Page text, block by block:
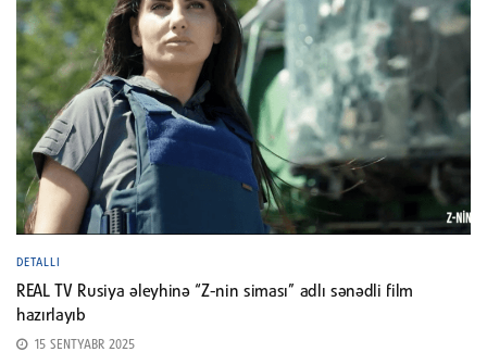
DETALLI
REAL TV Rusiya əleyhinə “Z-nin siması” adlı sənədli film
hazırlayıb
15 SENTYABR 2025